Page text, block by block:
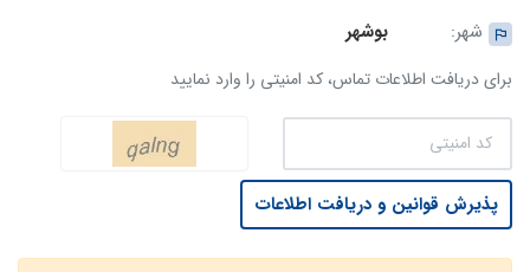
شهر:
بوشهر
برای دریافت اطلاعات تماس، کد امنیتی را وارد نمایید
پذیرش قوانین و دریافت اطلاعات